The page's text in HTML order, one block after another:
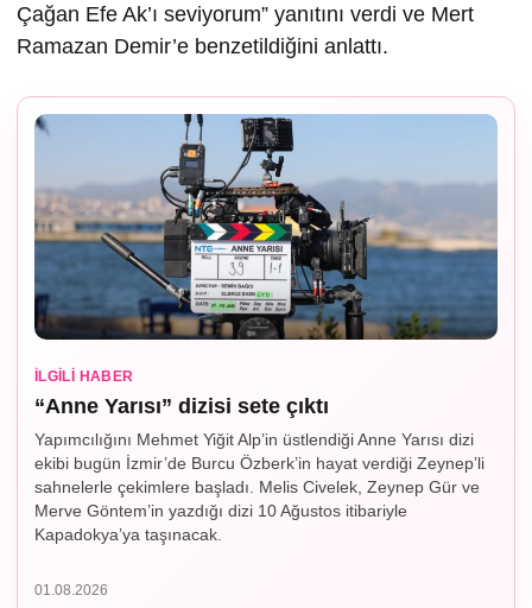
Çağan Efe Ak’ı seviyorum” yanıtını verdi ve Mert
Ramazan Demir’e benzetildiğini anlattı.
İLGILI HABER
“Anne Yarısı” dizisi sete çıktı
Yapımcılığını Mehmet Yiğit Alp’in üstlendiği Anne Yarısı dizi
ekibi bugün İzmir’de Burcu Özberk’in hayat verdiği Zeynep’li
sahnelerle çekimlere başladı. Melis Civelek, Zeynep Gür ve
Merve Göntem’in yazdığı dizi 10 Ağustos itibariyle
Kapadokya’ya taşınacak.
01.08.2026